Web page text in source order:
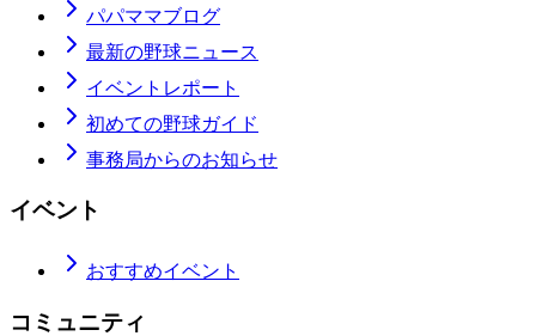
パパママブログ
最新の野球ニュース
イベントレポート
初めての野球ガイド
事務局からのお知らせ
イベント
おすすめイベント
コミュニティ